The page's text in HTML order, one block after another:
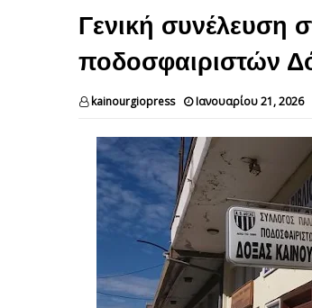
Γενική συνέλευση
ποδοσφαιριστών
kainourgiopress Ιανουαρίου 21, 2026